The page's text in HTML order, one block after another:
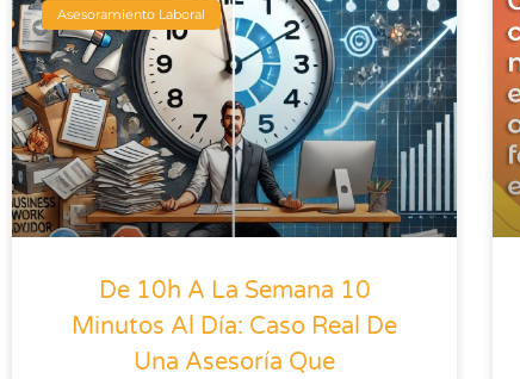
Asesoramiento Laboral
De 10h A La Semana 10
Minutos Al Día: Caso Real De
Una Asesoría Que